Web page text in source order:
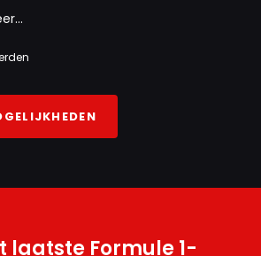
laatste Formule 1-